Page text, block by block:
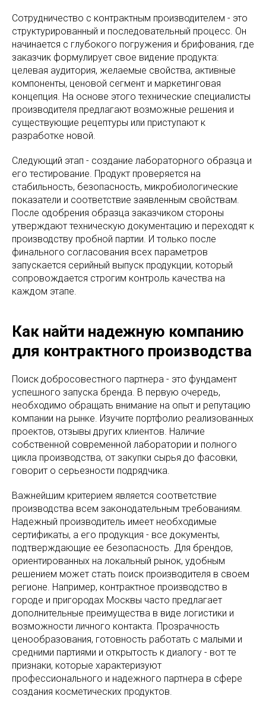
Сотрудничество с контрактным производителем - это
структурированный и последовательный процесс. Он
начинается с глубокого погружения и брифования, где
заказчик формулирует свое видение продукта:
целевая аудитория, желаемые свойства, активные
компоненты, ценовой сегмент и маркетинговая
концепция. На основе этого технические специалисты
производителя предлагают возможные решения и
существующие рецептуры или приступают к
разработке новой.
Следующий этап - создание лабораторного образца и
его тестирование. Продукт проверяется на
стабильность, безопасность, микробиологические
показатели и соответствие заявленным свойствам.
После одобрения образца заказчиком стороны
утверждают техническую документацию и переходят к
производству пробной партии. И только после
финального согласования всех параметров
запускается серийный выпуск продукции, который
сопровождается строгим контроль качества на
каждом этапе.
Как найти надежную компанию
для контрактного производства
Поиск добросовестного партнера - это фундамент
успешного запуска бренда. В первую очередь,
необходимо обращать внимание на опыт и репутацию
компании на рынке. Изучите портфолио реализованных
проектов, отзывы других клиентов. Наличие
собственной современной лаборатории и полного
цикла производства, от закупки сырья до фасовки,
говорит о серьезности подрядчика.
Важнейшим критерием является соответствие
производства всем законодательным требованиям.
Надежный производитель имеет необходимые
сертификаты, а его продукция - все документы,
подтверждающие ее безопасность. Для брендов,
ориентированных на локальный рынок, удобным
решением может стать поиск производителя в своем
регионе. Например, контрактное производство в
городе и пригородах Москвы часто предлагает
дополнительные преимущества в виде логистики и
возможности личного контакта. Прозрачность
ценообразования, готовность работать с малыми и
средними партиями и открытость к диалогу - вот те
признаки, которые характеризуют
профессионального и надежного партнера в сфере
создания косметических продуктов.